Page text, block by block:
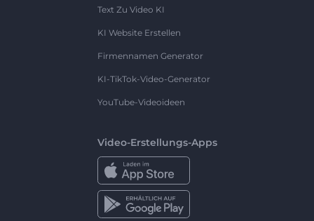
Text Zu Video KI
KI Website Erstellen
Firmennamen Generator
KI-TikTok-Video-Generator
YouTube-Videoideen
Video-Erstellungs-Apps